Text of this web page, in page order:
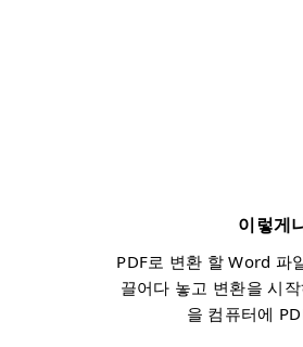
이렇게
PDF로 변환 할 Word 파
끌어다 놓고 변환을 시
을 컴퓨터에